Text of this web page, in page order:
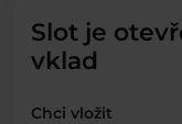
Slot je
vklad
Chci vložit